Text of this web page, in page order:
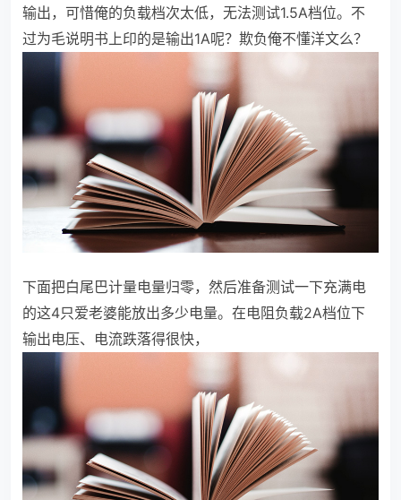
输出，可惜俺的负载档次太低，无法测试1.5A档位。不
过为毛说明书上印的是输出1A呢？欺负俺不懂洋文么？
下面把白尾巴计量电量归零，然后准备测试一下充满电
的这4只爱老婆能放出多少电量。在电阻负载2A档位下
输出电压、电流跌落得很快，